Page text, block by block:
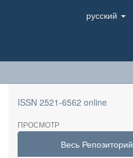
русский
ISSN 2521-6562 online
ПРОСМОТР
Весь Репозиторий